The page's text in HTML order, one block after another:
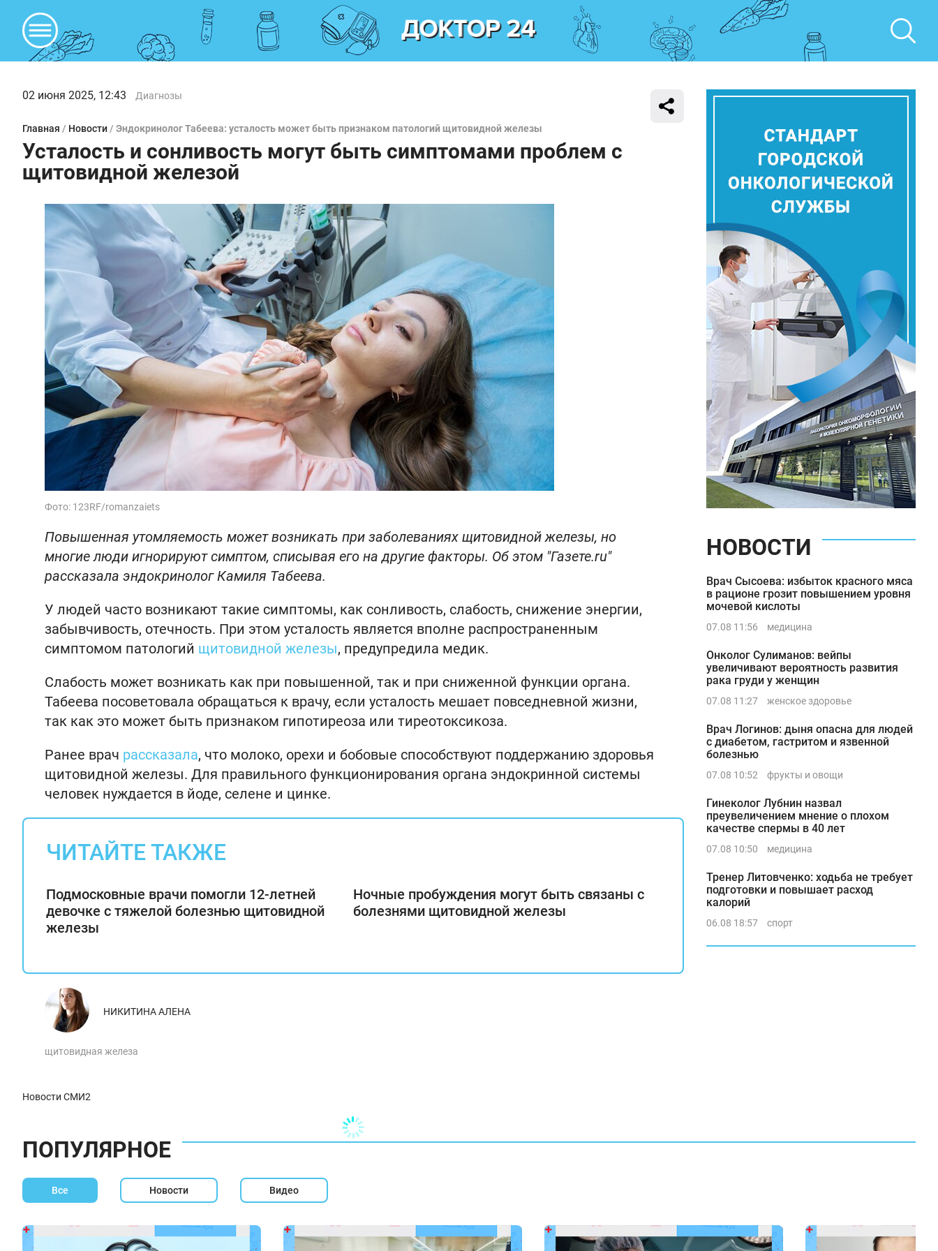
02 июня 2025, 12:43 Диагнозы
Главная / Новости / Эндокринолог Табеева: усталость может быть признаком патологий щитовидной железы
Усталость и сонливость могут быть симптомами проблем с
щитовидной железой
Фото: 123RF/romanzaiets
Повышенная утомляемость может возникать при заболеваниях щитовидной железы, но
многие люди игнорируют симптом, списывая его на другие факторы. Об этом "Газете.ru"
рассказала эндокринолог Камиля Табеева.
У людей часто возникают такие симптомы, как сонливость, слабость, снижение энергии,
забывчивость, отечность. При этом усталость является вполне распространенным
симптомом патологий щитовидной железы, предупредила медик.
Слабость может возникать как при повышенной, так и при сниженной функции органа.
Табеева посоветовала обращаться к врачу, если усталость мешает повседневной жизни,
так как это может быть признаком гипотиреоза или тиреотоксикоза.
Ранее врач рассказала, что молоко, орехи и бобовые способствуют поддержанию здоровья
щитовидной железы. Для правильного функционирования органа эндокринной системы
человек нуждается в йоде, селене и цинке.
ЧИТАЙТЕ ТАКЖЕ
Подмосковные врачи помогли 12-летней
девочке с тяжелой болезнью щитовидной
железы
Ночные пробуждения могут быть связаны с
болезнями щитовидной железы
НИКИТИНА АЛЕНА
щитовидная железа
Новости СМИ2
НОВОСТИ
Врач Сысоева: избыток красного мяса
в рационе грозит повышением уровня
мочевой кислоты
07.08 11:56 медицина
Онколог Сулиманов: вейпы
увеличивают вероятность развития
рака груди у женщин
07.08 11:27 женское здоровье
Врач Логинов: дыня опасна для людей
с диабетом, гастритом и язвенной
болезнью
07.08 10:52 фрукты и овощи
Гинеколог Лубнин назвал
преувеличением мнение о плохом
качестве спермы в 40 лет
07.08 10:50 медицина
Тренер Литовченко: ходьба не требует
подготовки и повышает расход
калорий
06.08 18:57 спорт
ПОПУЛЯРНОЕ
Все Новости Видео